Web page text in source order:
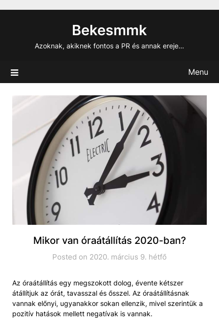
Bekesmmk
Azoknak, akiknek fontos a PR és annak ereje…
Menu
Mikor van óraátállítás 2020-ban?
Posted on 2020. március 9. hétfő
Az óraátállítás egy megszokott dolog, évente kétszer
átállítjuk az órát, tavasszal és ősszel. Az óraátállításnak
vannak előnyi, ugyanakkor sokan ellenzik, mivel szerintük a
pozitív hatások mellett negatívak is vannak.